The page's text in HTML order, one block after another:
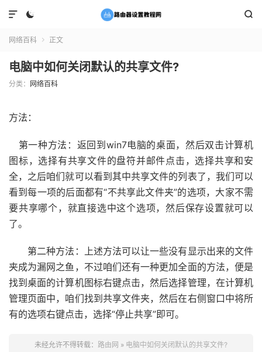
 

网络百科  正文
电脑中如何关闭默认的共享文件?
分类： 网络百科
方法：
第一种方法：返回到win7电脑的桌面，然后双击计算机
图标，选择有共享文件的盘符并邮件点击，选择共享和安
全，之后咱们就可以看到其中共享文件的列表了，我们可以
看到每一项的后面都有“不共享此文件夹”的选项，大家不需
要共享哪个，就直接选中这个选项，然后保存设置就可以
了。
第二种方法：上述方法可以让一些没有显示出来的文件
夹成为漏网之鱼，不过咱们还有一种更加全面的方法，便是
找到桌面的计算机图标右键点击，然后选择管理，在计算机
管理页面中，咱们找到共享文件夹，然后在右侧窗口中将所
有的选项右键点击，选择“停止共享”即可。
未经允许不得转载： 路由网 » 电脑中如何关闭默认的共享文件?